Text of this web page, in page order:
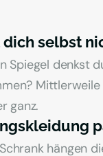
dich selbst
Spiegel denkst
ganz.
hängen